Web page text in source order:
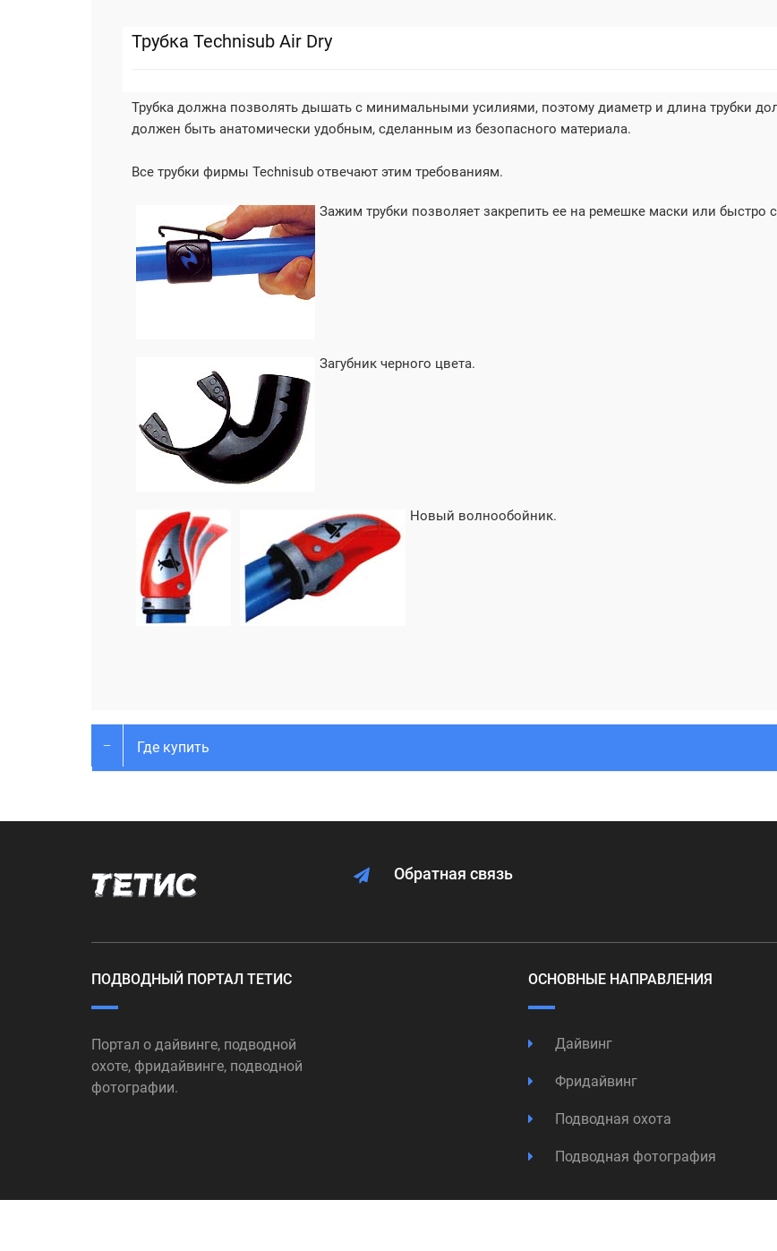
Трубка Technisub Air Dry
Трубка должна позволять дышать с минимальными усилиями, поэтому диаметр и длина трубки
должен быть анатомически удобным, сделанным из безопасного материала.
Все трубки фирмы Technisub отвечают этим требованиям.
Зажим трубки позволяет закрепить ее на ремешке маски или быстро
Загубник черного цвета.
Новый волнообойник.
Где купить
Обратная связь
ПОДВОДНЫЙ ПОРТАЛ ТЕТИС
Портал о дайвинге, подводной
охоте, фридайвинге, подводной
фотографии.
ОСНОВНЫЕ НАПРАВЛЕНИЯ
Дайвинг
Фридайвинг
Подводная охота
Подводная фотография